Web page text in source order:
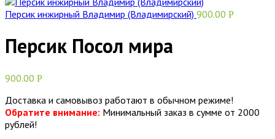
Персик инжирный Владимир (Владимирский) 900.00 Р
Персик Посол мира
900.00 Р
Доставка и самовывоз работают в обычном режиме!
Обратите внимание: Минимальный заказ в сумме от 2000
рублей!